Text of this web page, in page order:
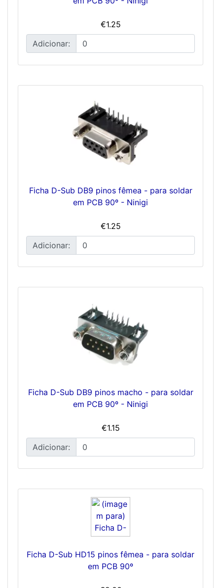
€1.25
Adicionar:
Ficha D-Sub DB9 pinos fêmea - para soldar
em PCB 90º - Ninigi
€1.25
Adicionar:
Ficha D-Sub DB9 pinos macho - para soldar
em PCB 90º - Ninigi
€1.15
Adicionar:
Ficha D-Sub HD15 pinos fêmea - para soldar
em PCB 90º